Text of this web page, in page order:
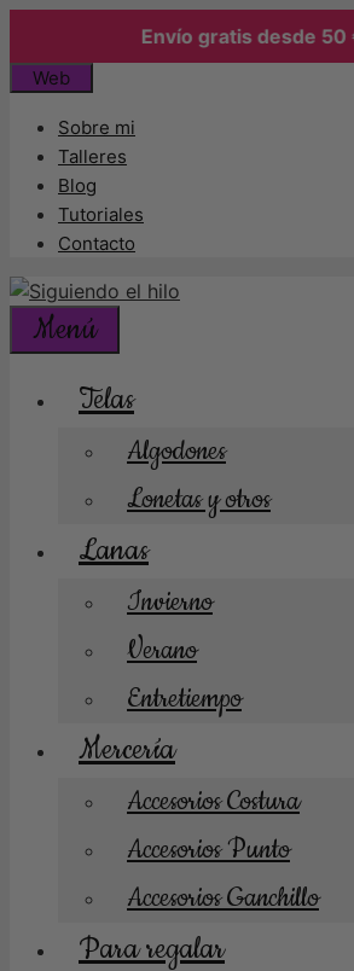
Envío gratis desde 50 € ·
Saltar
contenido
Web
Sobre mi
Talleres
Blog
Tutoriales
Contacto
Menú
Telas
Algodones
Lonetas y otros
Lanas
Invierno
Verano
Entretiempo
Mercería
Accesorios Costura
Accesorios Punto
Accesorios Ganchillo
Para regalar